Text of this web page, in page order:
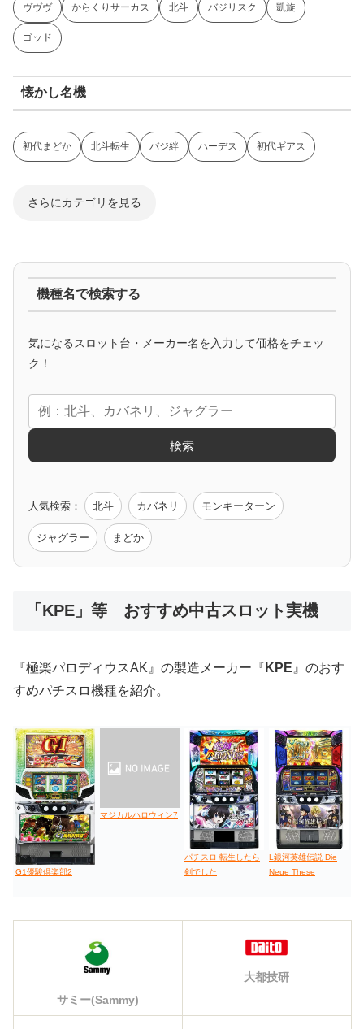
ヴヴヴ からくりサーカス 北斗 バジリスク 凱旋
ゴッド
懐かし名機
初代まどか 北斗転生 バジ絆 ハーデス 初代ギアス
さらにカテゴリを見る
アニメタイアップ
エヴァ コードギアス 化物語 炎炎ノ消防隊
モンハン バイオ ペルソナ
機種名で検索する
気になるスロット台・メーカー名を入力して価格をチェッ
ク！
検索
人気検索： 北斗 カバネリ モンキーターン
ジャグラー まどか
「KPE」等 おすすめ中古スロット実機
『極楽パロディウスAK』の製造メーカー『 KPE 』のおす
すめパチスロ機種を紹介。
G1優駿倶楽部2
マジカルハロウィン7
パチスロ 転生したら
剣でした
L銀河英雄伝説 Die
Neue These
サミー(Sammy)
大都技研